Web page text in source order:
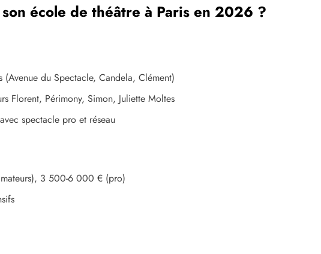
école de théâtre à Paris en 2026 ?
du Spectacle, Candela, Clément)
Périmony, Simon, Juliette Moltes
spectacle pro et réseau
3 500-6 000 € (pro)